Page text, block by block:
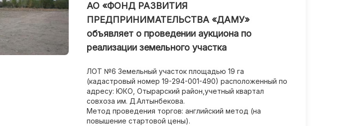
АО «ФОНД РАЗВИТИЯ
ПРЕДПРИНИМАТЕЛЬСТВА «ДАМУ»
объявляет о проведении аукциона по
реализации земельного участка
ЛОТ №6 Земельный участок площадью 19 га
(кадастровый номер 19-294-001-490) расположенный по
адресу: ЮКО, Отырарский район,учетный квартал
совхоза им. Д.Алтынбекова.
Метод проведения торгов: английский метод (на
повышение стартовой цены).